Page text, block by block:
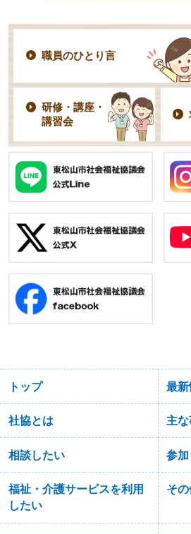
職員のひとり言
研修・講座・
講習会
トップ 最新
社協とは 主
相談したい 参
福祉・介護サービスを利用
したい
そ